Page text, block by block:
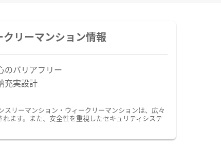
リーマンション情報
のバリアフリー
充実設計
リーマンション・ウィークリーマンションは、広々
ます。また、安全性を重視したセキュリティシステ